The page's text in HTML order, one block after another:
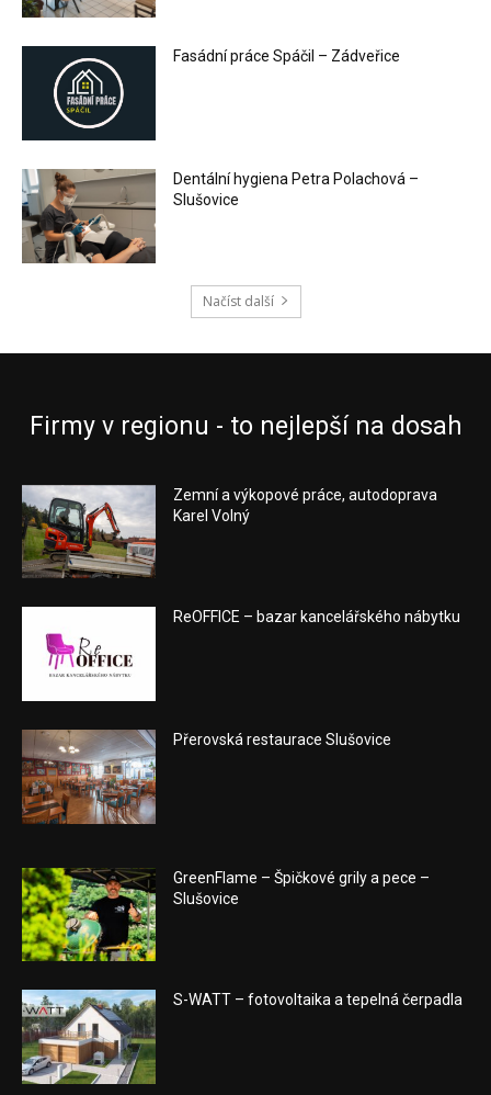
Fasádní práce Spáčil – Zádveřice
Dentální hygiena Petra Polachová –
Slušovice
Načíst další
Firmy v regionu - to nejlepší na dosah
Zemní a výkopové práce, autodoprava
Karel Volný
ReOFFICE – bazar kancelářského nábytku
Přerovská restaurace Slušovice
GreenFlame – Špičkové grily a pece –
Slušovice
S-WATT – fotovoltaika a tepelná čerpadla